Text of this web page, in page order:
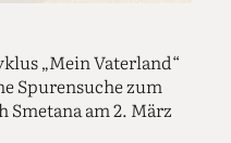
„Mein Vaterland“
Spurensuche zum
Smetana am 2. März